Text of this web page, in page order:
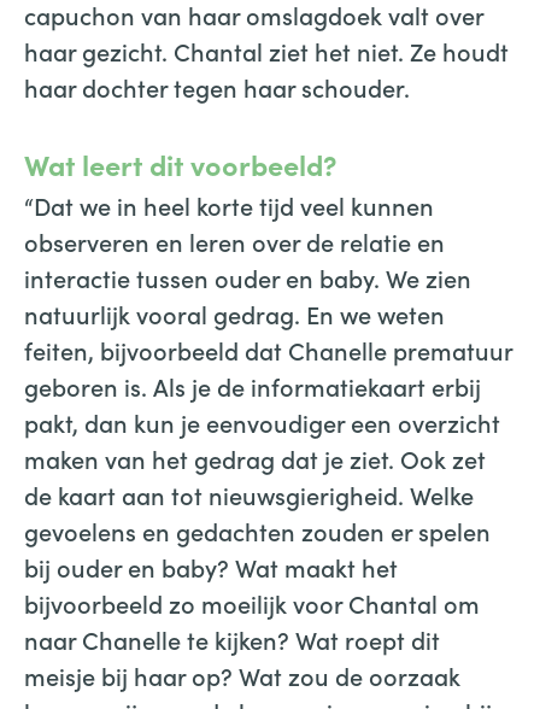
capuchon van haar omslagdoek valt over
haar gezicht. Chantal ziet het niet. Ze houdt
haar dochter tegen haar schouder.
Wat leert dit voorbeeld?
“Dat we in heel korte tijd veel kunnen
observeren en leren over de relatie en
interactie tussen ouder en baby. We zien
natuurlijk vooral gedrag. En we weten
feiten, bijvoorbeeld dat Chanelle prematuur
geboren is. Als je de informatiekaart erbij
pakt, dan kun je eenvoudiger een overzicht
maken van het gedrag dat je ziet. Ook zet
de kaart aan tot nieuwsgierigheid. Welke
gevoelens en gedachten zouden er spelen
bij ouder en baby? Wat maakt het
bijvoorbeeld zo moeilijk voor Chantal om
naar Chanelle te kijken? Wat roept dit
meisje bij haar op? Wat zou de oorzaak